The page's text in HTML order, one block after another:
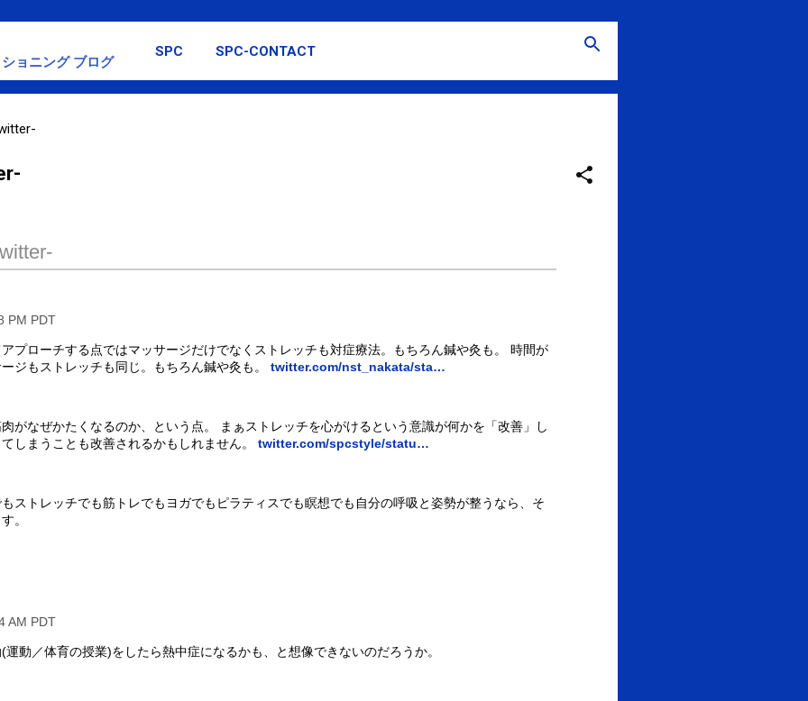
スキップしてメイン コンテンツに移動
ョニング ブログ
SPC SPC-CONTACT
PM PDT
プローチする点ではマッサージだけでなくストレッチも対症療法。もちろん鍼や灸も。 時間が
ジもストレッチも同じ。もちろん鍼や灸も。 twitter.com/nst_nakata/sta…
肉がなぜかたくなるのか、という点。 まぁストレッチを心がけるという意識が何かを「改善」し
しまうことも改善されるかもしれません。 twitter.com/spcstyle/statu…
ストレッチでも筋トレでもヨガでもピラティスでも瞑想でも自分の呼吸と姿勢が整うなら、そ
。
AM PDT
動／体育の授業)をしたら熱中症になるかも、と想像できないのだろうか。